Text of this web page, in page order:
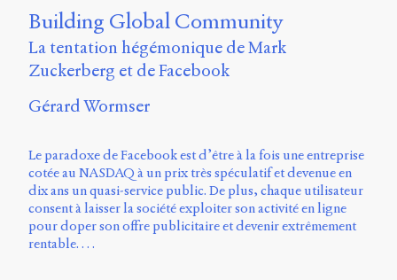
et
Marcello
Vitali-
Rosati,
de
2018
2020.
Building Global Community
La tentation hégémonique de Mark
Zuckerberg et de Facebook
Gérard Wormser
Le paradoxe de Facebook est d’être à la fois une entreprise
cotée au NASDAQ à un prix très spéculatif et devenue en
dix ans un quasi-service public. De plus, chaque utilisateur
consent à laisser la société exploiter son activité en ligne
pour doper son offre publicitaire et devenir extrêmement
rentable. …